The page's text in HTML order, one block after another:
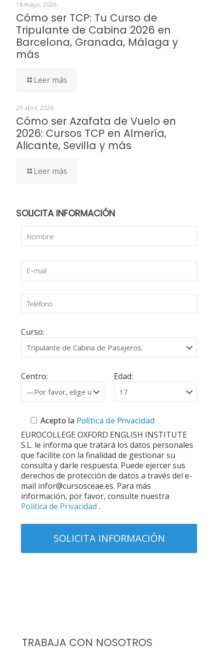
18 mayo, 2026
Cómo ser TCP: Tu Curso de
Tripulante de Cabina 2026 en
Barcelona, Granada, Málaga y
más
Leer más
20 abril, 2026
Cómo ser Azafata de Vuelo en
2026: Cursos TCP en Almería,
Alicante, Sevilla y más
Leer más
SOLICITA INFORMACIÓN
Curso:
Centro: Edad:
Acepto la Política de Privacidad
EUROCOLLEGE OXFORD ENGLISH INSTITUTE
S.L. le informa que tratará los datos personales
que facilite con la finalidad de gestionar su
consulta y darle respuesta. Puede ejercer sus
derechos de protección de datos a través del e-
mail infor@cursosceae.es. Para más
información, por favor, consulte nuestra
Política de Privacidad .
TRABAJA CON NOSOTROS